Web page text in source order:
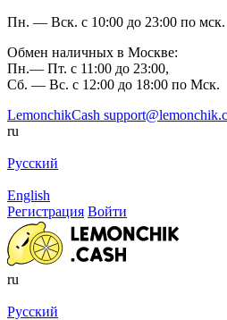
Пн. — Вск. с 10:00 до 23:00 по мск.
Обмен наличных в Москве:
Пн.— Пт. с 11:00 до 23:00,
Сб. — Вс. с 12:00 до 18:00 по Мск.
LemonchikCash
ru
Русский
English
Регистрация Войти
ru
Русский